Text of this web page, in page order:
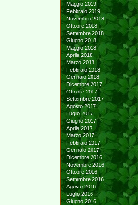
Maggio 2019
Febbraio 2019
Novembre 2018
Ottobre 2018
Settembre 2018
Giugno 2018
Maggio 2018
Aprile 2018
Marzo 2018
Febbraio 2018
Gennaio 2018
Dicembre 2017
Ottobre 2017
Settembre 2017
Agosto 2017
Luglio 2017
Giugno 2017
Aprile 2017
Marzo 2017
Febbraio 2017
Gennaio 2017
Dicembre 2016
Novembre 2016
Ottobre 2016
Settembre 2016
Agosto 2016
Luglio 2016
Giugno 2016